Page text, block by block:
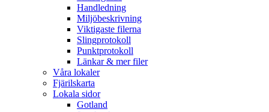
Handledning
Miljöbeskrivning
Viktigaste filerna
Slingprotokoll
Punktprotokoll
Länkar & mer filer
Våra lokaler
Fjärilskarta
Lokala sidor
Gotland